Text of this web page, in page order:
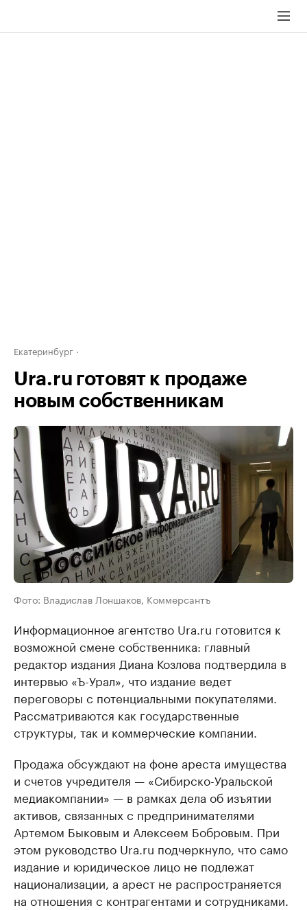
Екатеринбург
Ura.ru готовят к продаже
новым собственникам
Фото: Владислав Лоншаков, Коммерсантъ
Информационное агентство Ura.ru готовится к
возможной смене собственника: главный
редактор издания Диана Козлова подтвердила в
интервью «Ъ-Урал», что издание ведет
переговоры с потенциальными покупателями.
Рассматриваются как государственные
структуры, так и коммерческие компании.
Продажа обсуждают на фоне ареста имущества
и счетов учредителя — «Сибирско-Уральской
медиакомпании» — в рамках дела об изъятии
активов, связанных с предпринимателями
Артемом Быковым и Алексеем Бобровым. При
этом руководство Ura.ru подчеркнуло, что само
издание и юридическое лицо не подлежат
национализации, а арест не распространяется
на отношения с контрагентами и сотрудниками.